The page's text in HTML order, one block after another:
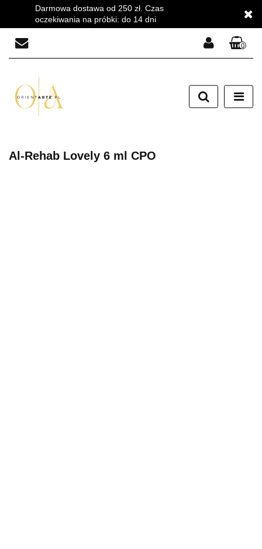
Darmowa dostawa od 250 zł. Czas
oczekiwania na próbki: do 14 dni
Zarejestruj się
Dodaj zgłoszenie
0
Al-Rehab Lovely 6 ml CPO